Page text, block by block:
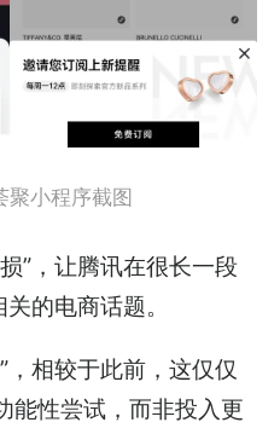
聚小程序截图
”，让腾讯在很长一段
的电商话题。
，相较于此前，这仅仅
能性尝试，而非投入更